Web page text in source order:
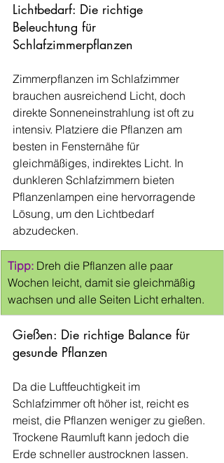
Lichtbedarf: Die richtige
Beleuchtung für
Schlafzimmerpflanzen
Zimmerpflanzen im Schlafzimmer
brauchen ausreichend Licht, doch
direkte Sonneneinstrahlung ist oft zu
intensiv. Platziere die Pflanzen am
besten in Fensternähe für
gleichmäßiges, indirektes Licht. In
dunkleren Schlafzimmern bieten
Pflanzenlampen eine hervorragende
Lösung, um den Lichtbedarf
abzudecken.
Tipp: Dreh die Pflanzen alle paar
Wochen leicht, damit sie gleichmäßig
wachsen und alle Seiten Licht erhalten.
Gießen: Die richtige Balance für
gesunde Pflanzen
Da die Luftfeuchtigkeit im
Schlafzimmer oft höher ist, reicht es
meist, die Pflanzen weniger zu gießen.
Trockene Raumluft kann jedoch die
Erde schneller austrocknen lassen.